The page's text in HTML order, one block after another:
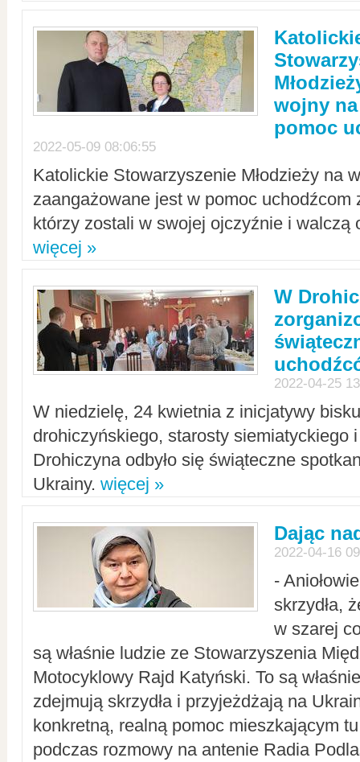
wojny
pomoc
2022-05-09 08:06:55
Katolickie Stowarzyszenie Młodzieży na
zaangażowane jest w pomoc uchodźcom
którzy zostali w swojej ojczyźnie i walczą
więcej »
W
2022-04-25
W niedzielę, 24 kwietnia z inicjatywy
drohiczyńskiego, starosty siemiatyckiego
Drohiczyna odbyło się świąteczne
Ukrainy. więcej »
Dając
2022-04-16
-
skrzydła,
w szarej
są właśnie ludzie ze Stowarzyszenia
Motocyklowy Rajd Katyński. To są
zdejmują skrzydła i przyjeżdżają na
konkretną, realną pomoc mieszkającym
podczas rozmowy na antenie Radia